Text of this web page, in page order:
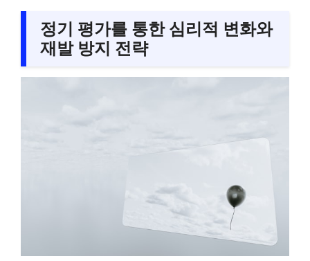
정기 평가를 통한 심리적 변화와
재발 방지 전략